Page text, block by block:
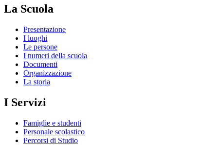
La Scuola
Presentazione
I luoghi
Le persone
I numeri della scuola
Documenti
Organizzazione
La storia
I Servizi
Famiglie e studenti
Personale scolastico
Percorsi di Studio